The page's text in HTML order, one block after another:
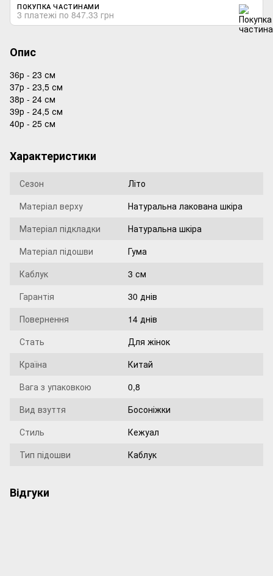
ПОКУПКА ЧАСТИНАМИ
3 платежі по 847.33 грн
Опис
36р - 23 см
37р - 23,5 см
38р - 24 см
39р - 24,5 см
40р - 25 см
Характеристики
Сезон
Літо
Матеріал верху
Натуральна лакована шкіра
Матеріал підкладки
Натуральна шкіра
Матеріал підошви
Гума
Каблук
3 см
Гарантія
30 днів
Повернення
14 днів
Стать
Для жінок
Країна
Китай
Вага з упаковкою
0,8
Вид взуття
Босоніжки
Стиль
Кежуал
Тип підошви
Каблук
Відгуки